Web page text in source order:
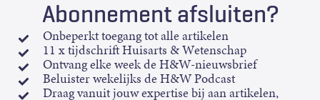
Abonnement afsluiten?
Onbeperkt toegang tot alle artikelen
11 x tijdschrift Huisarts & Wetenschap
Ontvang elke week de H&W-nieuwsbrief
Beluister wekelijks de H&W Podcast
Draag vanuit jouw expertise bij aan artikelen,